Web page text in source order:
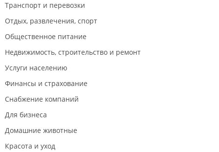
Транспорт и перевозки
Отдых, развлечения, спорт
Общественное питание
Недвижимость, строительство и ремонт
Услуги населению
Финансы и страхование
Снабжение компаний
Для бизнеса
Домашние животные
Красота и уход